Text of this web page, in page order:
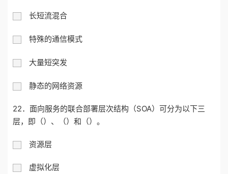
长短流混合
特殊的通信模式
大量短突发
静态的网络资源
22． 面向服务的联合部署层次结构（SOA）可分为以下三
层，即 （） 、 （） 和 （） 。
资源层
虚拟化层